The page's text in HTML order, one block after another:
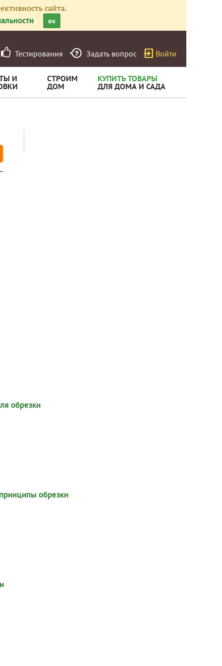
сайта.
ок
Тестирования Задать вопрос Войти
И
СТРОИМ
ДОМ
КУПИТЬ ТОВАРЫ
ДЛЯ ДОМА И САДА